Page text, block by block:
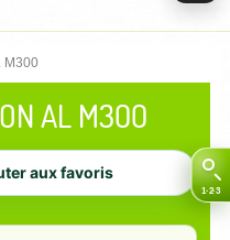
M300
AL M300
aux favoris